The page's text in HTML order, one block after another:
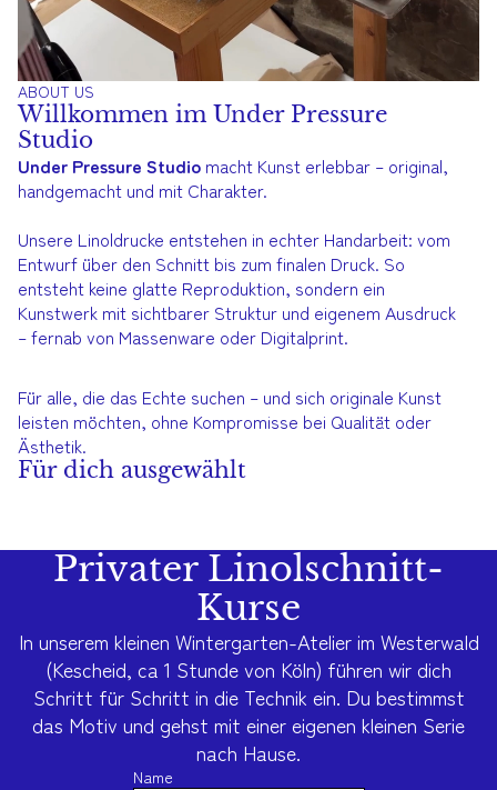
ABOUT US
Willkommen im Under Pressure
Studio
Under Pressure Studio macht Kunst erlebbar – original,
handgemacht und mit Charakter.
Unsere Linoldrucke entstehen in echter Handarbeit: vom
Entwurf über den Schnitt bis zum finalen Druck. So
entsteht keine glatte Reproduktion, sondern ein
Kunstwerk mit sichtbarer Struktur und eigenem Ausdruck
– fernab von Massenware oder Digitalprint.
Für alle, die das Echte suchen – und sich originale Kunst
leisten möchten, ohne Kompromisse bei Qualität oder
Ästhetik.
Für dich ausgewählt
Privater Linolschnitt-
Kurse
In unserem kleinen Wintergarten-Atelier im Westerwald
(Kescheid, ca 1 Stunde von Köln) führen wir dich
Schritt für Schritt in die Technik ein. Du bestimmst
das Motiv und gehst mit einer eigenen kleinen Serie
nach Hause.
Name